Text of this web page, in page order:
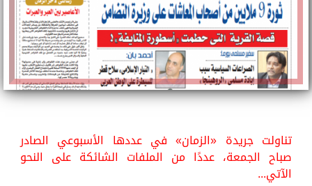
تناولت جريدة «الزمان» في عددها الأسبوعي الصادر
صباح الجمعة، عددًا من الملفات الشائكة على النحو
الآتي...